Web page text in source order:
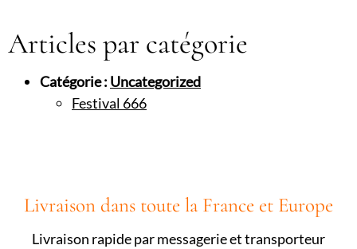
Articles par catégorie
Catégorie : Uncategorized
Festival 666
Livraison dans toute la France et Europe
Livraison rapide par messagerie et transporteur